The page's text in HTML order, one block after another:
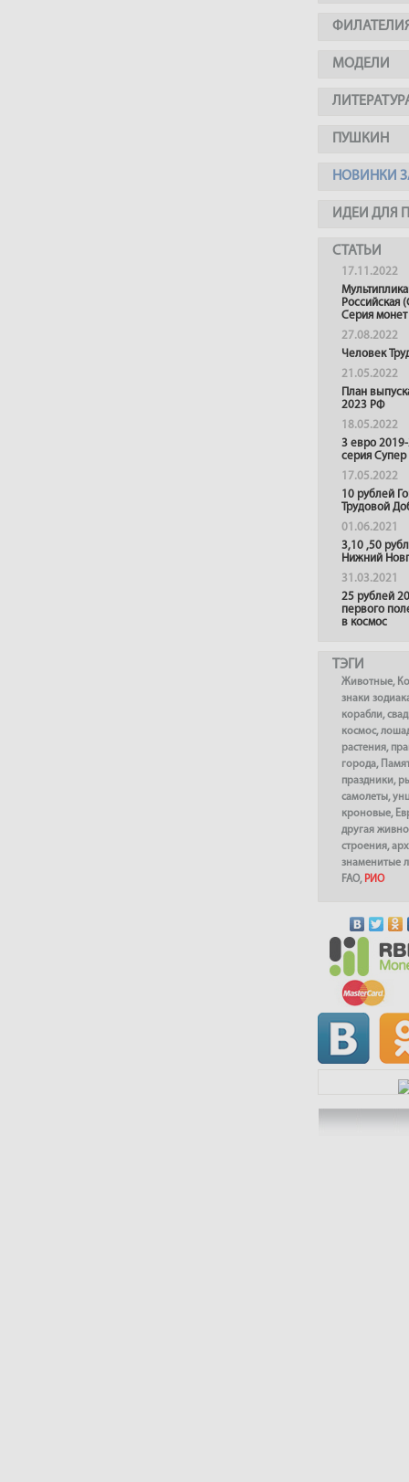
МОДЕЛИ
ПУШКИН
НОВИНКИ
ИДЕИ ДЛЯ
СТАТЬИ
17.11.2022
Российская
Серия монет
27.08.2022
Человек
21.05.2022
План
2023 РФ
18.05.2022
3 евро
серия
17.05.2022
10 рублей
Трудовой
01.06.2021
3,10 ,50
Нижний
31.03.2021
25 рублей
первого
в космос
ТЭГИ
Животные,
знаки
корабли,
космос,
растения,
города,
праздники,
самолеты,
кроновые,
другая
строения,
знаменитые
FAO, РИО